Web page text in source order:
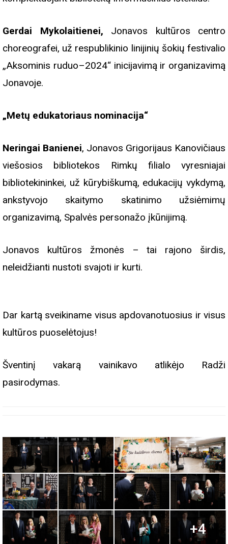
Gerdai Mykolaitienei, Jonavos kultūros centro
choreografei, už respublikinio linijinių šokių festivalio
„Aksominis ruduo–2024“ inicijavimą ir organizavimą
Jonavoje.
„Metų edukatoriaus nominacija“
Neringai Banienei, Jonavos Grigorijaus Kanovičiaus
viešosios bibliotekos Rimkų filialo vyresniajai
bibliotekininkei, už kūrybiškumą, edukacijų vykdymą,
ankstyvojo skaitymo skatinimo užsiėmimų
organizavimą, Spalvės personažo įkūnijimą.
Jonavos kultūros žmonės – tai rajono širdis,
neleidžianti nustoti svajoti ir kurti.
Dar kartą sveikiname visus apdovanotuosius ir visus
kultūros puoselėtojus!
Šventinį vakarą vainikavo atlikėjo Radži
pasirodymas.
+4